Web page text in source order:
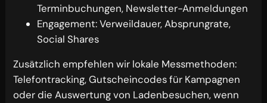
Terminbuchungen, Newsletter-Anmeldungen
Engagement: Verweildauer, Absprungrate,
Social Shares
Zusätzlich empfehlen wir lokale Messmethoden:
Telefontracking, Gutscheincodes für Kampagnen
oder die Auswertung von Ladenbesuchen, wenn